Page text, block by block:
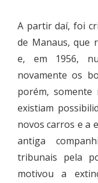
A partir daí, foi
de Manaus, que
e, em 1956,
novamente os
porém,
existiam
novos carros e a
antiga
tribunais pela
motivou a